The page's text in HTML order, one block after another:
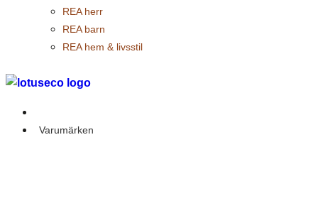
REA herr
REA barn
REA hem & livsstil
Varumärken